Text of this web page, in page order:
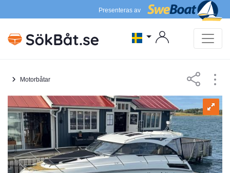
Presenteras av
Motorbåtar